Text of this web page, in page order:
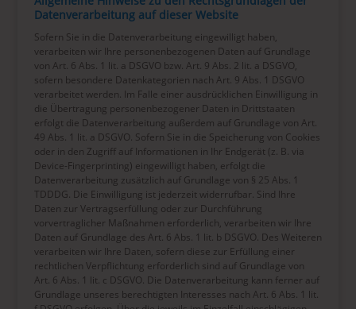
Datenverarbeitung auf dieser Website
Sofern Sie in die Datenverarbeitung eingewilligt haben,
verarbeiten wir Ihre personenbezogenen Daten auf Grundlage
von Art. 6 Abs. 1 lit. a DSGVO bzw. Art. 9 Abs. 2 lit. a DSGVO,
sofern besondere Datenkategorien nach Art. 9 Abs. 1 DSGVO
verarbeitet werden. Im Falle einer ausdrücklichen Einwilligung in
die Übertragung personenbezogener Daten in Drittstaaten
erfolgt die Datenverarbeitung außerdem auf Grundlage von Art.
49 Abs. 1 lit. a DSGVO. Sofern Sie in die Speicherung von Cookies
oder in den Zugriff auf Informationen in Ihr Endgerät (z. B. via
Device-Fingerprinting) eingewilligt haben, erfolgt die
Datenverarbeitung zusätzlich auf Grundlage von § 25 Abs. 1
TDDDG. Die Einwilligung ist jederzeit widerrufbar. Sind Ihre
Daten zur Vertragserfüllung oder zur Durchführung
vorvertraglicher Maßnahmen erforderlich, verarbeiten wir Ihre
Daten auf Grundlage des Art. 6 Abs. 1 lit. b DSGVO. Des Weiteren
verarbeiten wir Ihre Daten, sofern diese zur Erfüllung einer
rechtlichen Verpflichtung erforderlich sind auf Grundlage von
Art. 6 Abs. 1 lit. c DSGVO. Die Datenverarbeitung kann ferner auf
Grundlage unseres berechtigten Interesses nach Art. 6 Abs. 1 lit.